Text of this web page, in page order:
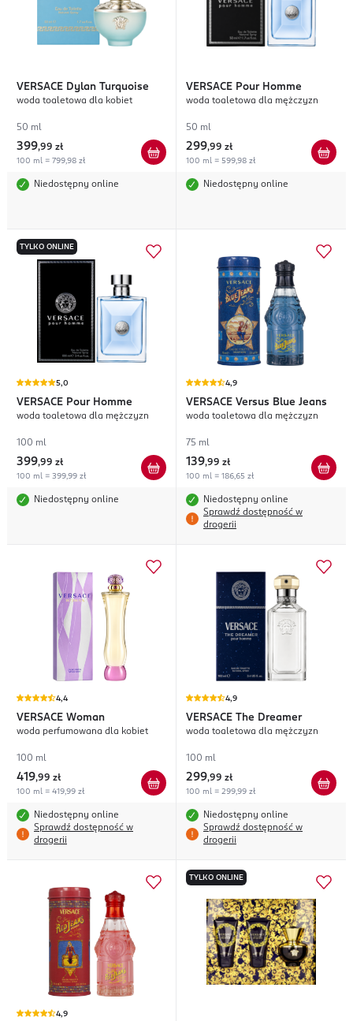
VERSACE Dylan Turquoise
woda toaletowa dla kobiet
50 ml
399,99 zł
100 ml = 799,98 zł
Niedostępny online
VERSACE Pour Homme
woda toaletowa dla mężczyzn
50 ml
299,99 zł
100 ml = 599,98 zł
Niedostępny online
TYLKO ONLINE
5,0
VERSACE Pour Homme
woda toaletowa dla mężczyzn
100 ml
399,99 zł
100 ml = 399,99 zł
Niedostępny online
4,9
VERSACE Versus Blue Jeans
woda toaletowa dla mężczyzn
75 ml
139,99 zł
100 ml = 186,65 zł
Niedostępny online
Sprawdź dostępność w
drogerii
4,4
VERSACE Woman
woda perfumowana dla kobiet
100 ml
419,99 zł
100 ml = 419,99 zł
Niedostępny online
Sprawdź dostępność w
drogerii
4,9
VERSACE The Dreamer
woda toaletowa dla mężczyzn
100 ml
299,99 zł
100 ml = 299,99 zł
Niedostępny online
Sprawdź dostępność w
drogerii
4,9
TYLKO ONLINE